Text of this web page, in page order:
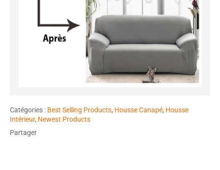
Catégories : Best Selling Products, Housse Canapé, Housse
Intérieur, Newest Products
Partager